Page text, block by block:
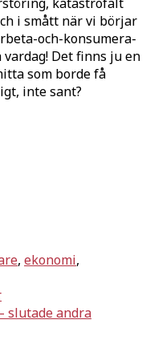
i smått när vi börjar
och-konsumera-
Det finns ju en
som borde få
inte sant?
, ekonomi,
slutade andra